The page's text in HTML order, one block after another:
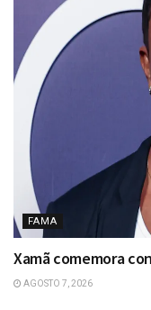
FAMA
Xamã comemora
AGOSTO 7, 2026